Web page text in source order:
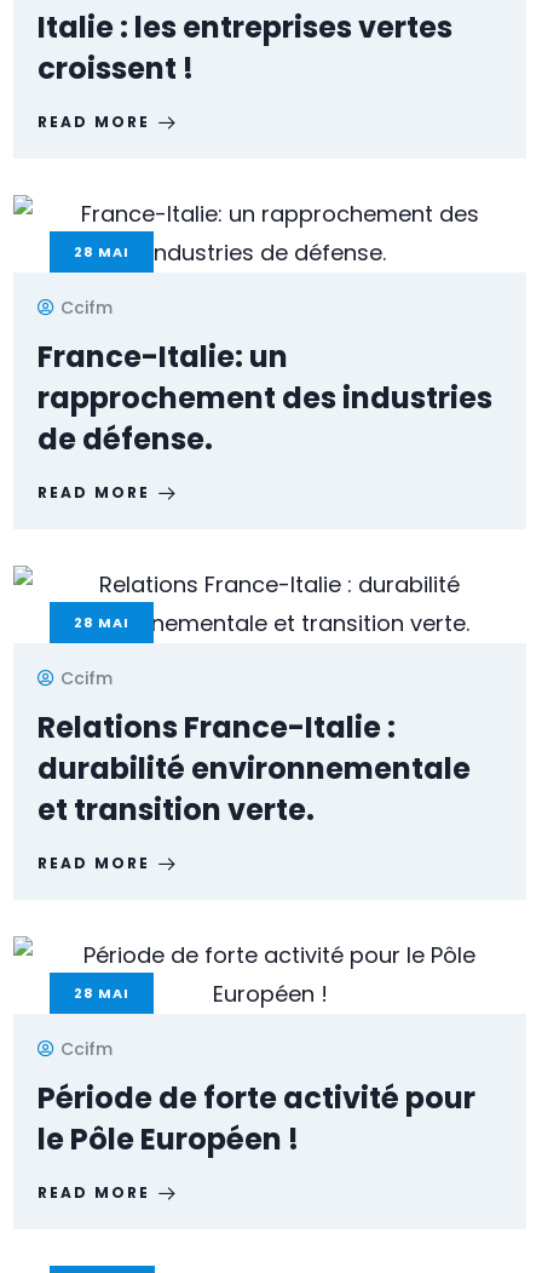
Italie : les entreprises vertes
croissent !
READ MORE
28 MAI
Ccifm
France-Italie: un
rapprochement des industries
de défense.
READ MORE
28 MAI
Ccifm
Relations France-Italie :
durabilité environnementale
et transition verte.
READ MORE
28 MAI
Ccifm
Période de forte activité pour
le Pôle Européen !
READ MORE